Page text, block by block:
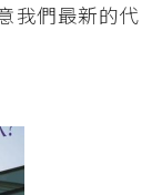
我們最新的代